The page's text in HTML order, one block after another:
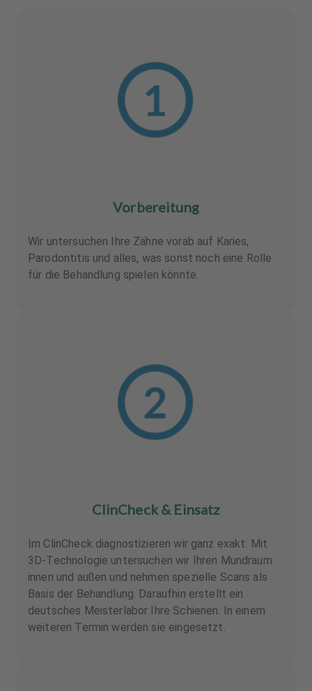
Vorbereitung
Wir untersuchen Ihre Zähne vorab auf Karies,
Parodontitis und alles, was sonst noch eine Rolle
für die Behandlung spielen könnte.
ClinCheck & Einsatz
Im ClinCheck diagnostizieren wir ganz exakt: Mit
3D-Technologie untersuchen wir Ihren Mundraum
innen und außen und nehmen spezielle Scans als
Basis der Behandlung. Daraufhin erstellt ein
deutsches Meisterlabor Ihre Schienen. In einem
weiteren Termin werden sie eingesetzt.